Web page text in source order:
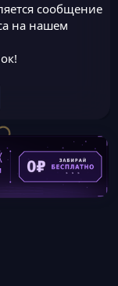
сообщение
на нашем